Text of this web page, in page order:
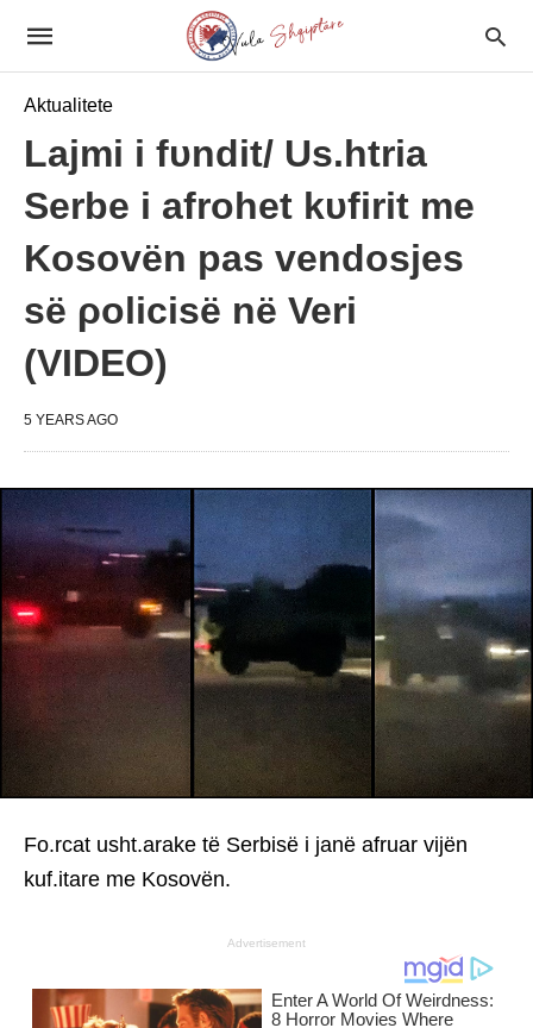
Aktualitete
Lajmi i fυndit/ Us.htria
Serbe i afrohet kυfirit me
Kosovën pas vendosjes
së ρolicisë në Veri
(VIDEO)
5 YEARS AGO
Fo.rcat usht.arake të Serbisë i janë afruar vijën
kuf.itare me Kosovën.
Advertisement